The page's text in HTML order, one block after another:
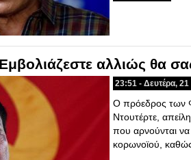
Εμβολιάζεστε αλλιώς θα
23:51 - Δευτέρα, 21
Ο πρόεδρος των
Ντουτέρτε,
που αρνούνται
κορωνοϊού,